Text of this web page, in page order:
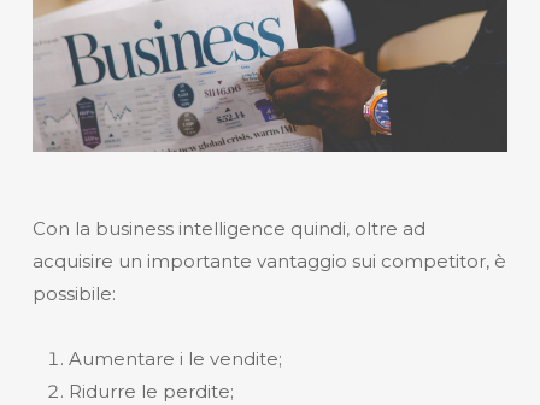
Con la business intelligence quindi, oltre ad
acquisire un importante vantaggio sui competitor, è
possibile:
Aumentare i le vendite;
Ridurre le perdite;